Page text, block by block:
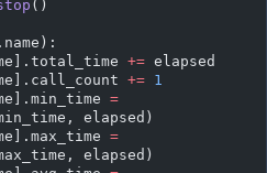
()
+= elapsed
+= 1
=
elapsed)
=
elapsed)